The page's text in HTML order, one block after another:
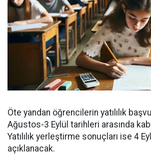
Öte yandan öğrencilerin yatılılık
Ağustos-3 Eylül tarihleri arasında
Yatılılık yerleştirme sonuçları ise 4
açıklanacak.